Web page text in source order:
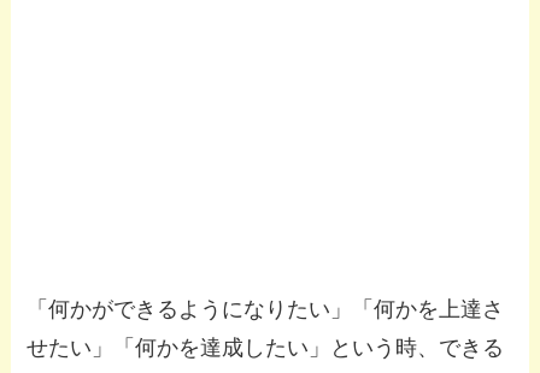
「何かができるようになりたい」「何かを上達さ
せたい」「何かを達成したい」という時、できる